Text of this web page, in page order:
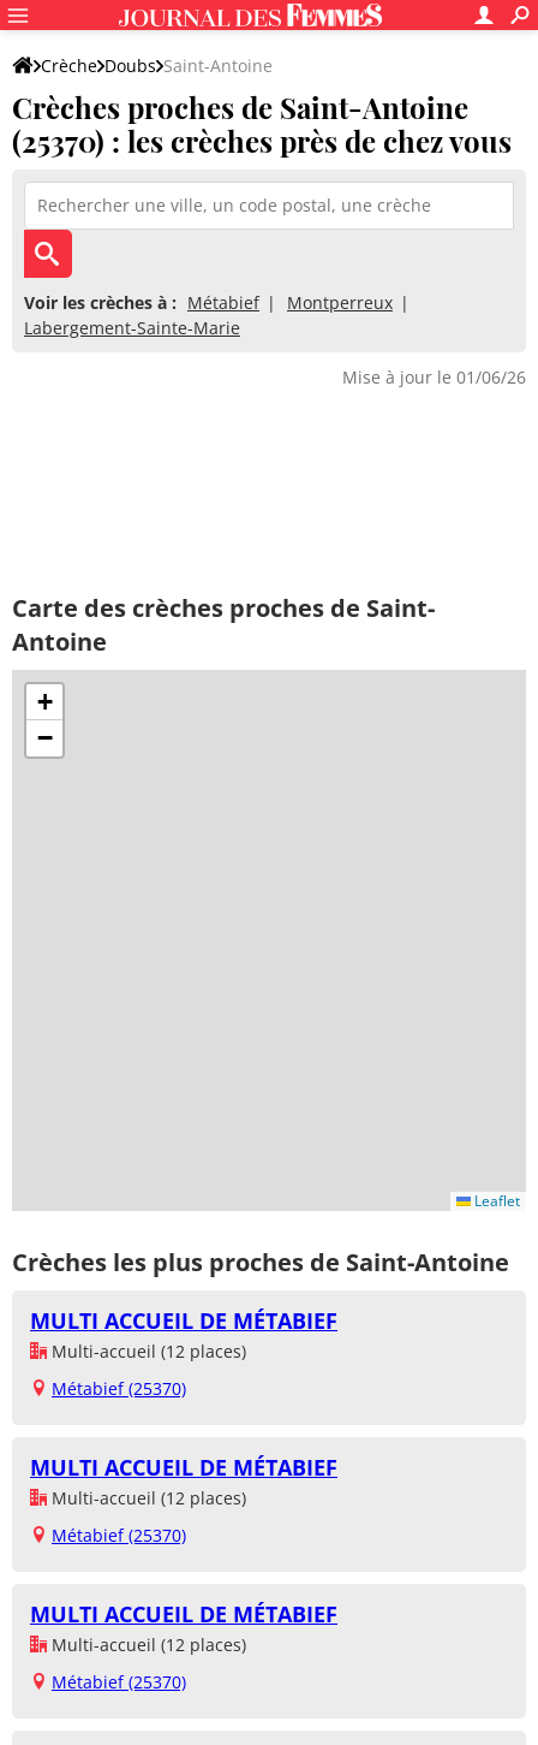
Crèche Doubs Saint-Antoine
Crèches proches de Saint-Antoine
(25370) : les crèches près de chez vous
Voir les crèches à : Métabief
Montperreux
Labergement-Sainte-Marie
Mise à jour le 01/06/26
Carte des crèches proches de Saint-
Antoine
+
−
Leaflet
Crèches les plus proches de Saint-Antoine
MULTI ACCUEIL DE MÉTABIEF
Multi-accueil (12 places)
Métabief (25370)
MULTI ACCUEIL DE MÉTABIEF
Multi-accueil (12 places)
Métabief (25370)
MULTI ACCUEIL DE MÉTABIEF
Multi-accueil (12 places)
Métabief (25370)